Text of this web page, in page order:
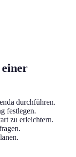
durchführen.
festlegen.
zu erleichtern.